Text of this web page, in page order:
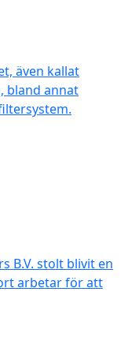
B.V. stolt blivit en
arbetar för att